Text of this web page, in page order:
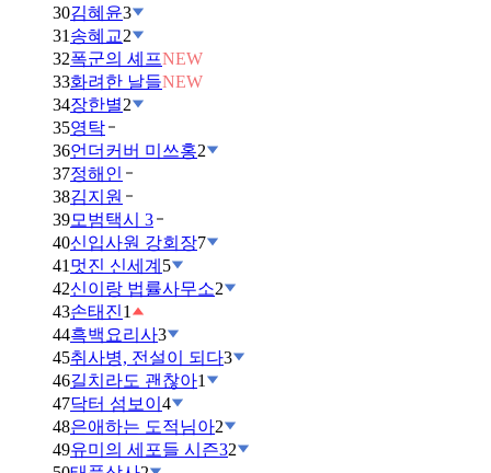
30김혜윤3
31 송혜교2
32폭군의 셰프NEW
33화려한 날들NEW
34장한별2
35영탁
36언더커버 미쓰홍2
37정해인
38김지원
39모범택시 3
40신입사원 강회장7
41 멋진 신세계 5
42신이랑 법률사무소2
43손태진1
44흑백요리사3
45취사병, 전설이 되다3
46길치라도 괜찮아1
47닥터 섬보이 4
48은애하는 도적님아2
49유미의 세포들 시즌32